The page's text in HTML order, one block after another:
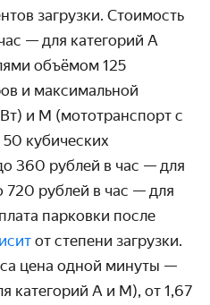
загрузки. Стоимость
— для категорий А
объёмом 125
и максимальной
и М (мототранспорт с
кубических
360 рублей в час — для
720 рублей в час — для
парковки после
от степени загрузки.
цена одной минуты —
категорий А и М), от 1,67